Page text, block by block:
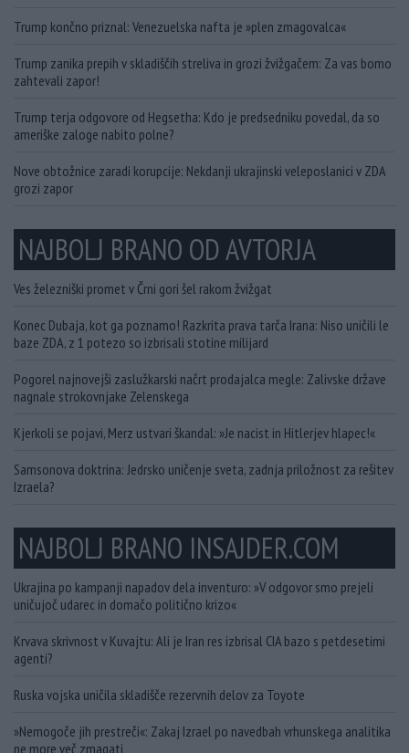
Trump končno priznal: Venezuelska nafta je »plen zmagovalca«
Trump zanika prepih v skladiščih streliva in grozi žvižgačem: Za vas bomo
zahtevali zapor!
Trump terja odgovore od Hegsetha: Kdo je predsedniku povedal, da so
ameriške zaloge nabito polne?
Nove obtožnice zaradi korupcije: Nekdanji ukrajinski veleposlanici v ZDA
grozi zapor
NAJBOLJ BRANO OD AVTORJA
Ves železniški promet v Črni gori šel rakom žvižgat
Konec Dubaja, kot ga poznamo! Razkrita prava tarča Irana: Niso uničili le
baze ZDA, z 1 potezo so izbrisali stotine milijard
Pogorel najnovejši zaslužkarski načrt prodajalca megle: Zalivske države
nagnale strokovnjake Zelenskega
Kjerkoli se pojavi, Merz ustvari škandal: »Je nacist in Hitlerjev hlapec!«
Samsonova doktrina: Jedrsko uničenje sveta, zadnja priložnost za rešitev
Izraela?
NAJBOLJ BRANO INSAJDER.COM
Ukrajina po kampanji napadov dela inventuro: »V odgovor smo prejeli
uničujoč udarec in domačo politično krizo«
Krvava skrivnost v Kuvajtu: Ali je Iran res izbrisal CIA bazo s petdesetimi
agenti?
Ruska vojska uničila skladišče rezervnih delov za Toyote
»Nemogoče jih prestreči«: Zakaj Izrael po navedbah vrhunskega analitika
ne more več zmagati